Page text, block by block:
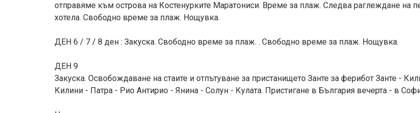
отправяме към острова на Костенурките Маратониси. Време за плаж. Следва раглеждане на
хотела. Свободно време за плаж. Нощувка.
ДЕН 6 / 7 / 8 ден : Закуска. Свободно време за плаж. . Свободно време за плаж. Нощувка.
ДЕН 9
Закуска. Освобождаване на стаите и отпътуване за пристанището Занте за ферибот Занте -
Килини - Патра - Рио Антирио - Янина - Солун - Кулата. Пристигане в България вечерта - в